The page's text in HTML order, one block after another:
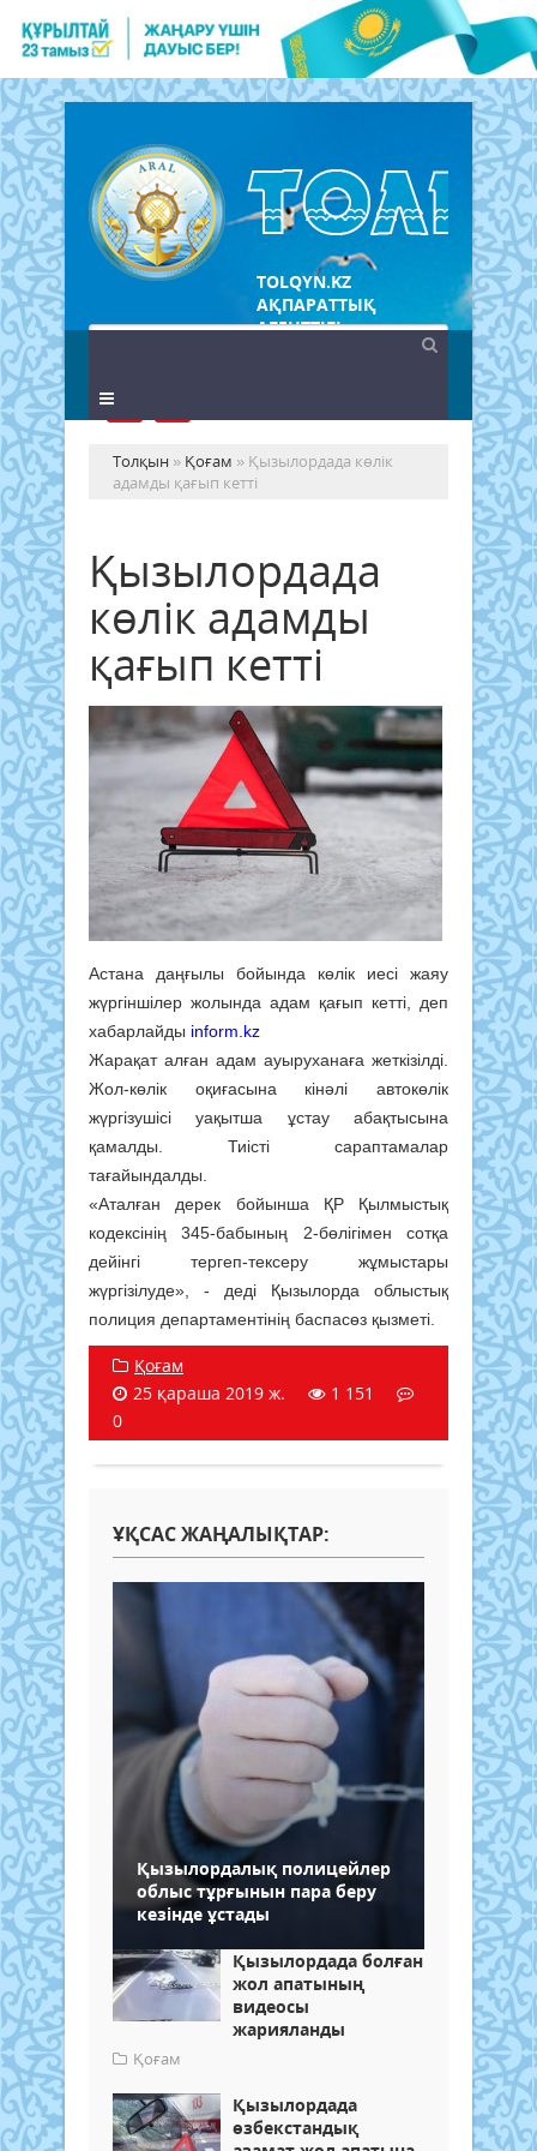
TOLQYN.KZ
АҚПАРАТТЫҚ
АГЕНТТІГІ
Толқын » Қоғам » Қызылордада көлік
адамды қағып кетті
Қызылордада
көлік адамды
қағып кетті
Астана даңғылы бойында көлік иесі жаяу
жүргіншілер жолында адам қағып кетті, деп
хабарлайды inform.kz
Жарақат алған адам ауыруханаға жеткізілді.
Жол-көлік оқиғасына кінәлі автокөлік
жүргізушісі уақытша ұстау абақтысына
қамалды. Тиісті сараптамалар
тағайындалды.
«Аталған дерек бойынша ҚР Қылмыстық
кодексінің 345-бабының 2-бөлігімен сотқа
дейінгі тергеп-тексеру жұмыстары
жүргізілуде», - деді Қызылорда облыстық
полиция департаментінің баспасөз қызметі.
Қоғам
25 қараша 2019 ж.
1 151
0
ҰҚСАС ЖАҢАЛЫҚТАР:
Қызылордалық полицейлер
облыс тұрғынын пара беру
кезінде ұстады
Қызылордада болған
жол апатының
видеосы
жарияланды
Қоғам
Қызылордада
өзбекстандық